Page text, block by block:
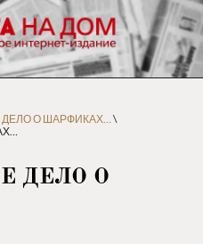
О ШАРФИКАХ… \
ДЕЛО О